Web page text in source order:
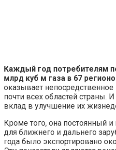
Каждый год потребителям
млрд куб м газа в 67
оказывает непосредственное
почти всех областей страны.
вклад в улучшение их
Кроме того, она постоянный
для ближнего и дальнего
года было экспортировано